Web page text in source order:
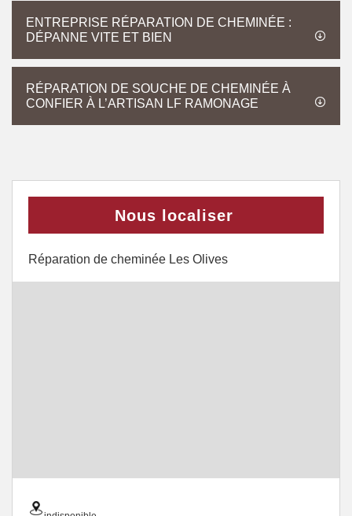
ENTREPRISE RÉPARATION DE CHEMINÉE :
DÉPANNE VITE ET BIEN
RÉPARATION DE SOUCHE DE CHEMINÉE À
CONFIER À L’ARTISAN LF RAMONAGE
Nous localiser
Réparation de cheminée Les Olives